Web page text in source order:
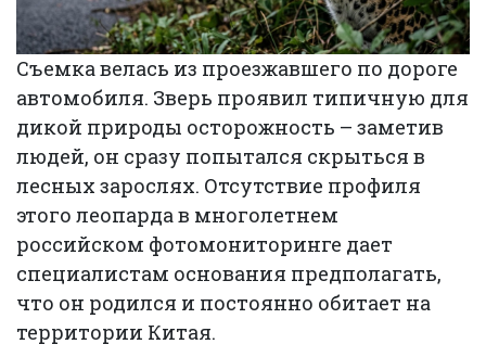
Съемка велась из проезжавшего по дороге
автомобиля. Зверь проявил типичную для
дикой природы осторожность – заметив
людей, он сразу попытался скрыться в
лесных зарослях. Отсутствие профиля
этого леопарда в многолетнем
российском фотомониторинге дает
специалистам основания предполагать,
что он родился и постоянно обитает на
территории Китая.